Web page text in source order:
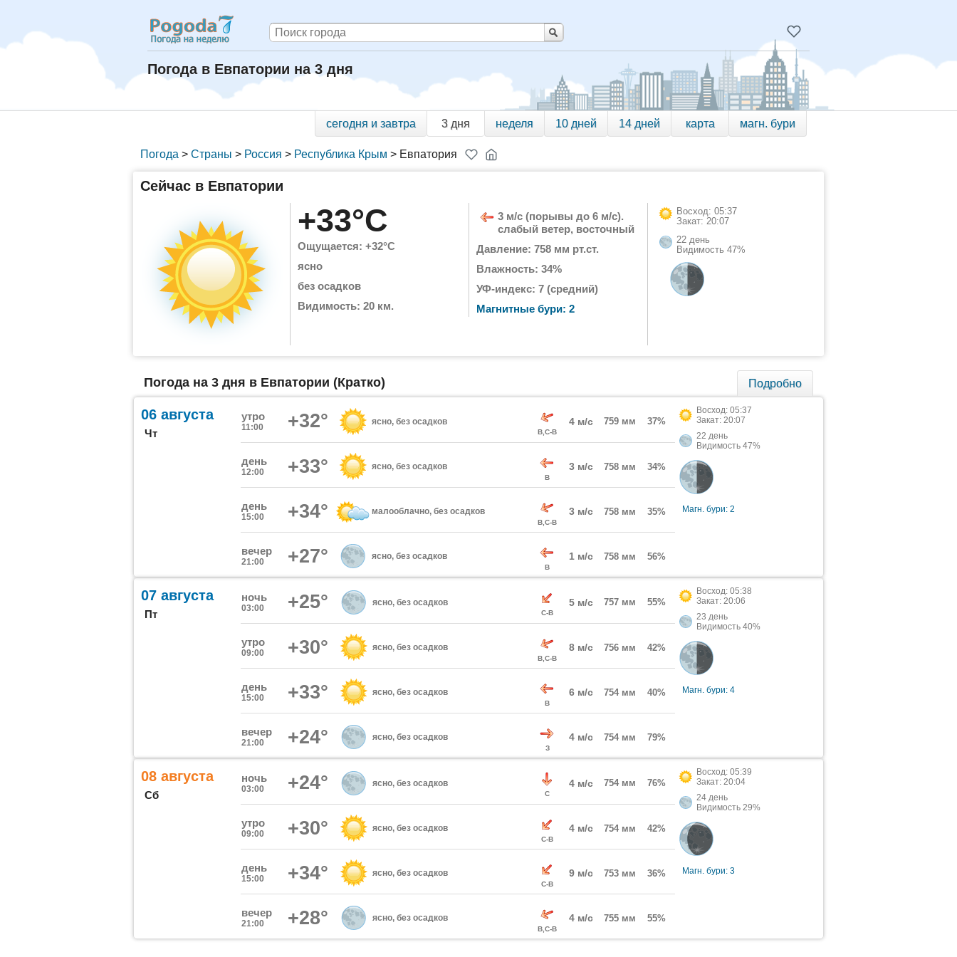
Погода в Евпатории на 3 дня
сегодня и завтра 3 дня неделя 10 дней 14 дней карта магн. бури
Погода > Страны > Россия > Республика Крым > Евпатория
Сейчас в Евпатории
+33°C
Ощущается: +32°C
ясно
без осадков
Видимость: 20 км.
3 м/с (порывы до 6 м/с).
слабый ветер, восточный
Давление: 758 мм рт.ст.
Влажность: 34%
УФ-индекс: 7 (средний)
Магнитные бури: 2
Восход: 05:37
Закат: 20:07
22 день
Видимость 47%
Погода на 3 дня в Евпатории (Кратко) Подробно
06 августа
Чт
утро
11:00 +32° ясно, без осадков
В,С-В
4 м/с 759 мм 37%
день
12:00 +33° ясно, без осадков
В
3 м/с 758 мм 34%
день
15:00 +34° малооблачно, без осадков
В,С-В
3 м/с 758 мм 35%
вечер
21:00 +27° ясно, без осадков
В
1 м/с 758 мм 56%
Восход: 05:37
Закат: 20:07
22 день
Видимость 47%
Магн. бури: 2
07 августа
Пт
ночь
03:00 +25° ясно, без осадков
С-В
5 м/с 757 мм 55%
утро
09:00 +30° ясно, без осадков
В,С-В
8 м/с 756 мм 42%
день
15:00 +33° ясно, без осадков
В
6 м/с 754 мм 40%
вечер
21:00 +24° ясно, без осадков
З
4 м/с 754 мм 79%
Восход: 05:38
Закат: 20:06
23 день
Видимость 40%
Магн. бури: 4
08 августа
Сб
ночь
03:00 +24° ясно, без осадков
С
4 м/с 754 мм 76%
утро
09:00 +30° ясно, без осадков
С-В
4 м/с 754 мм 42%
день
15:00 +34° ясно, без осадков
С-В
9 м/с 753 мм 36%
вечер
21:00 +28° ясно, без осадков
В,С-В
4 м/с 755 мм 55%
Восход: 05:39
Закат: 20:04
24 день
Видимость 29%
Магн. бури: 3